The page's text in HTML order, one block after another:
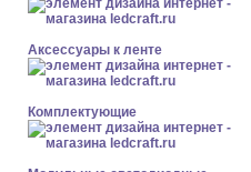
Аксессуары к ленте
Комплектующие